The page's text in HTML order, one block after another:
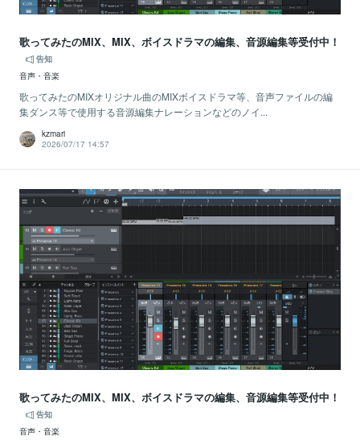
歌ってみたのMIX、MIX、ボイスドラマの編集、音源編集等受付中！
告知
音声・音楽
歌ってみたのMIXオリジナル曲のMIXボイスドラマ等、音声ファイルの編
集ダンス等で使用する音源編集ナレーションなどのノイ...
kzmari
2026/07/17 14:57
歌ってみたのMIX、MIX、ボイスドラマの編集、音源編集等受付中！
告知
音声・音楽